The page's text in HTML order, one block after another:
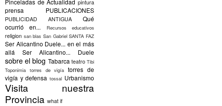
pintura
prensa PUBLICACIONES
PUBLICIDAD ANTIGUA
Qué
ocurrió en...
Recursos educativos
religion san blas San Gabriel SANTA FAZ
Ser Alicantino Duele... en el más
allá
Ser Alicantino... Duele
sobre el blog Tabarca teatro Tibi
Toponimia torres de vigía torres de
vigía y defensa tossal Urbanismo
Visita nuestra
Provincia what if